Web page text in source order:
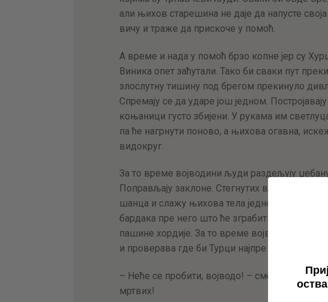
али њихов старешина не даје да напусте своја
вичу и траже да прискоче у помоћ.
А време и нада у помоћ брзо копне јер су
Виника опет заћутали. Тако би сваки пут
злослутну тишину под брегом прекинуло
Спремају се да ударе још једном.
коњаници густо збијени. У рукама им
па ће нагрнути поново, а њихова огавна,
видокруг.
За то време војводини људи раздељују
Поправљају заклоне. Стегнутих вилица
шанца и слажу њихова тела једно уз друго.
бардака пре него што ће зграбити пушке и
пашине хордије. За то време војвода лети од
и проверава где би Турци најпре могли да се
– Неће се пробити, војводо! – смеју се неки.
мртвих!